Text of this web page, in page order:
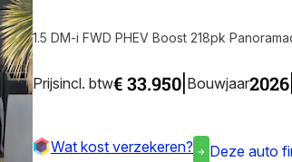
1.5 DM-i FWD PHEV Boost 218pk
Prijsincl. btw€ 33.950 Bouwjaar2026
Wat kost verzekeren? Deze auto